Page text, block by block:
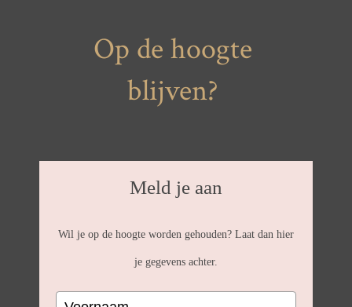
Op de hoogte
blijven?
Meld je aan
Wil je op de hoogte worden gehouden? Laat dan hier
je gegevens achter.